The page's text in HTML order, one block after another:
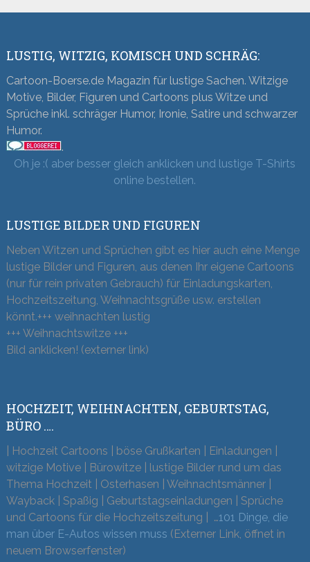
LUSTIG, WITZIG, KOMISCH UND SCHRÄG:
Cartoon-Boerse.de Magazin für lustige Sachen. Witzige
Motive, Bilder, Figuren und Cartoons plus Witze und
Sprüche inkl. schräger Humor, Ironie, Satire und schwarzer
Humor.
.
Oh je :( aber besser gleich anklicken und lustige T-Shirts
online bestellen.
LUSTIGE BILDER UND FIGUREN
Neben Witzen und Sprüchen gibt es hier auch eine Menge
lustige Bilder und Figuren, aus denen Ihr eigene Cartoons
(nur für rein privaten Gebrauch) für Einladungskarten,
Hochzeitszeitung, Weihnachtsgrüße usw. erstellen
könnt.+++ weihnachten lustig
+++ Weihnachtswitze +++
Bild anklicken! (externer link)
HOCHZEIT, WEIHNACHTEN, GEBURTSTAG,
BÜRO ….
| Hochzeit Cartoons | böse Grußkarten | Einladungen |
witzige Motive | Bürowitze | lustige Bilder rund um das
Thema Hochzeit | Osterhasen | Weihnachtsmänner |
Wayback | Spaßig | Geburtstagseinladungen | Sprüche
und Cartoons für die Hochzeitszeitung | …101 Dinge, die
man über E-Autos wissen muss (Externer Link, öffnet in
neuem Browserfenster)